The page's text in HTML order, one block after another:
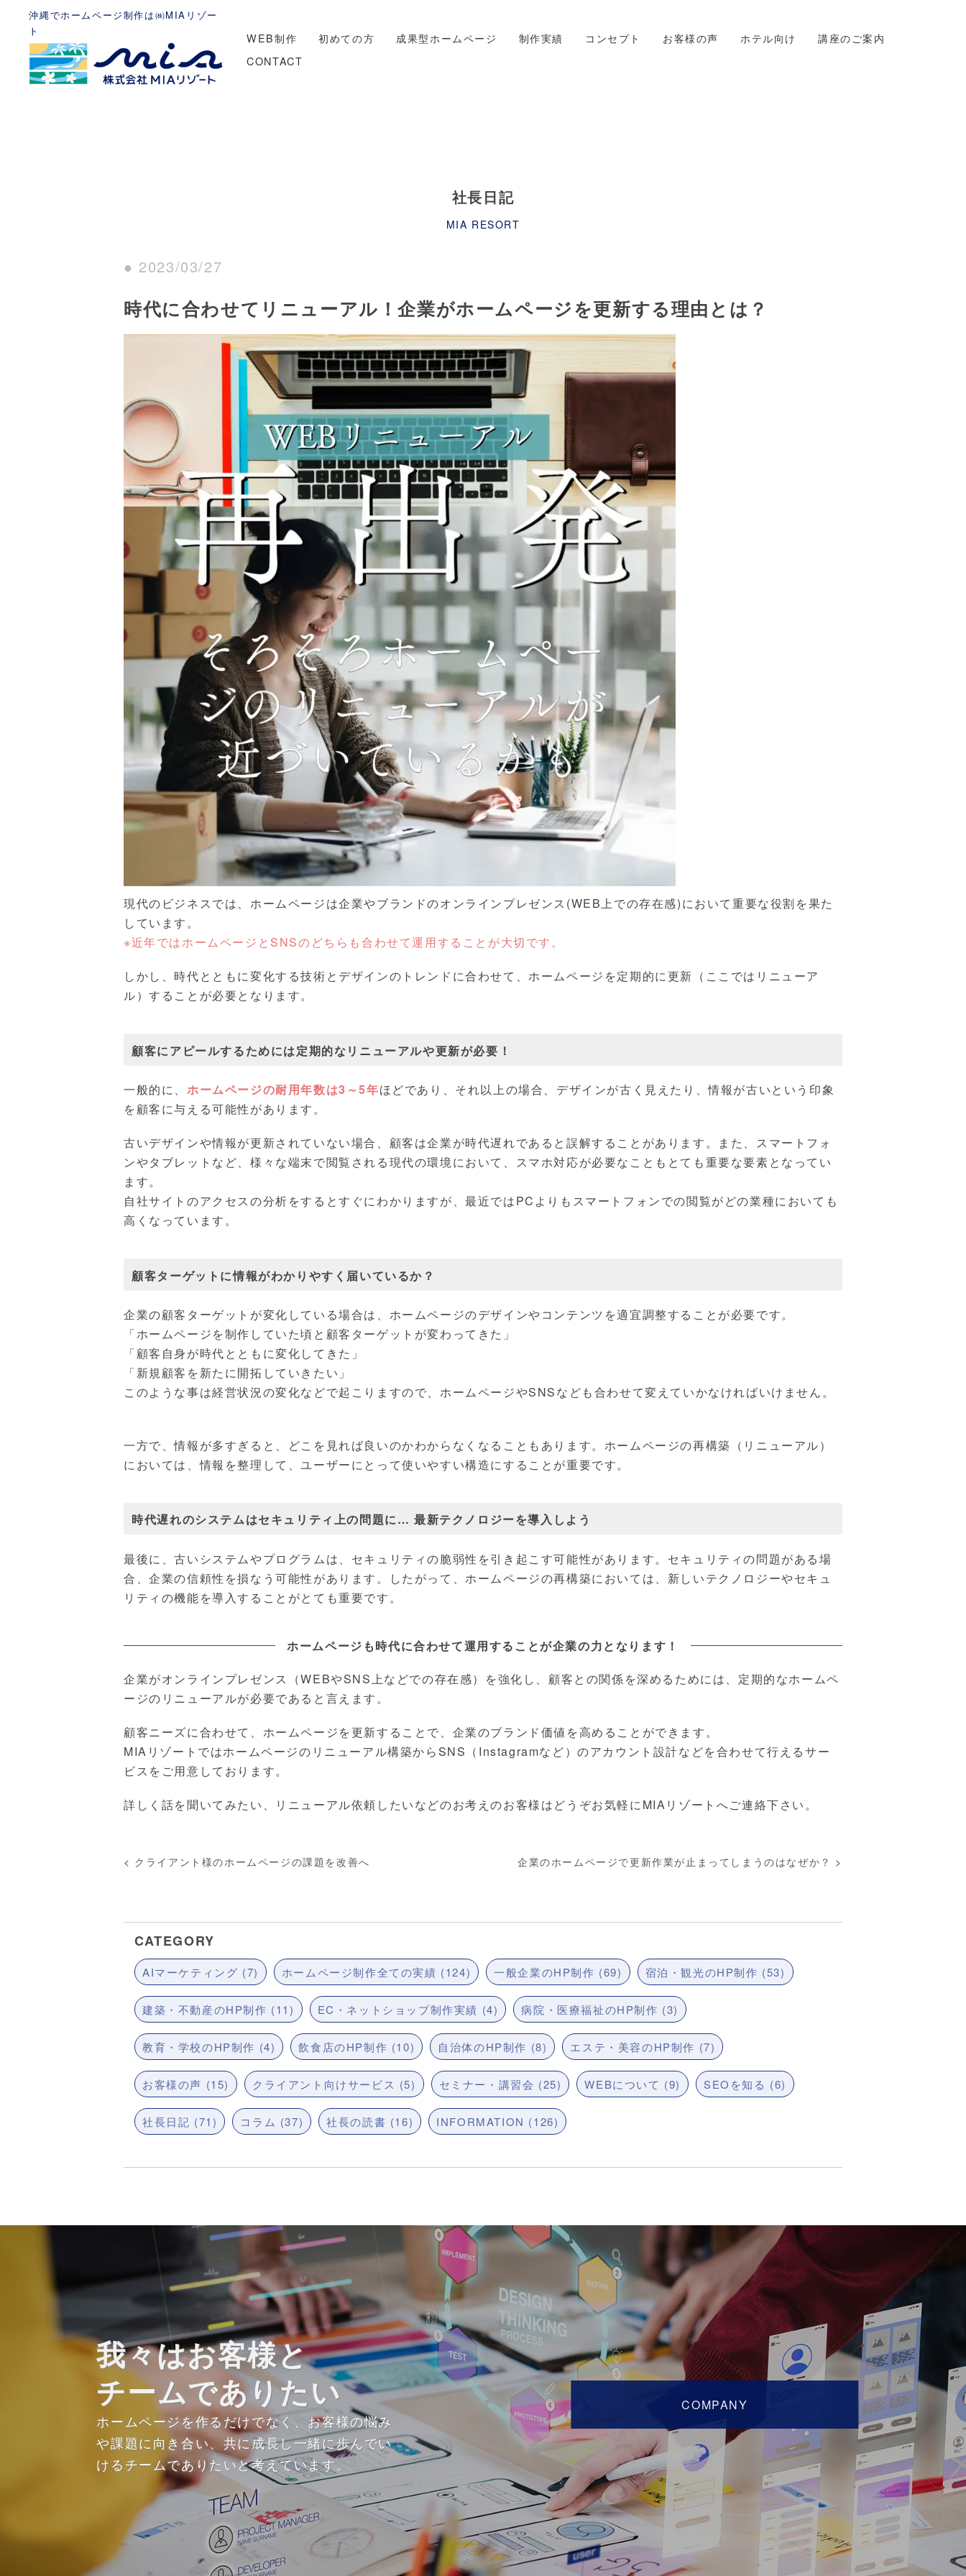
沖縄でホームページ制作は㈱MIAリゾー
ト
WEB制作 初めての方 成果型ホームページ 制作実績 コンセプト お客様の声 ホテル向け
講座のご案内
CONTACT
社長日記
MIA RESORT
● 2023/03/27
時代に合わせてリニューアル！企業がホームページを更新する理由とは？
現代のビジネスでは、ホームページは企業やブランドのオンラインプレゼンス(WEB上での存在感)において重要な役割を果た
しています。
※近年ではホームページとSNSのどちらも合わせて運用することが大切です。
しかし、時代とともに変化する技術とデザインのトレンドに合わせて、ホームページを定期的に更新（ここではリニューア
ル）することが必要となります。
顧客にアピールするためには定期的なリニューアルや更新が必要！
一般的に、 ホームページの耐用年数は3～5年ほどであり、それ以上の場合、デザインが古く見えたり、情報が古いという印象
を顧客に与える可能性があります。
古いデザインや情報が更新されていない場合、顧客は企業が時代遅れであると誤解することがあります。また、スマートフォ
ンやタブレットなど、様々な端末で閲覧される現代の環境において、スマホ対応が必要なこともとても重要な要素となってい
ます。
自社サイトのアクセスの分析をするとすぐにわかりますが、最近ではPCよりもスマートフォンでの閲覧がどの業種においても
高くなっています。
顧客ターゲットに情報がわかりやすく届いているか？
企業の顧客ターゲットが変化している場合は、ホームページのデザインやコンテンツを適宜調整することが必要です。
「ホームページを制作していた頃と顧客ターゲットが変わってきた」
「顧客自身が時代とともに変化してきた」
「新規顧客を新たに開拓していきたい」
このような事は経営状況の変化などで起こりますので、ホームページやSNSなども合わせて変えていかなければいけません。
一方で、情報が多すぎると、どこを見れば良いのかわからなくなることもあります。ホームページの再構築（リニューアル）
においては、情報を整理して、ユーザーにとって使いやすい構造にすることが重要です。
時代遅れのシステムはセキュリティ上の問題に… 最新テクノロジーを導入しよう
最後に、古いシステムやプログラムは、セキュリティの脆弱性を引き起こす可能性があります。セキュリティの問題がある場
合、企業の信頼性を損なう可能性があります。したがって、ホームページの再構築においては、新しいテクノロジーやセキュ
リティの機能を導入することがとても重要です。
ホームページも時代に合わせて運用することが企業の力となります！
企業がオンラインプレゼンス（WEBやSNS上などでの存在感）を強化し、顧客との関係を深めるためには、定期的なホームペ
ージのリニューアルが必要であると言えます。
顧客ニーズに合わせて、ホームページを更新することで、企業のブランド価値を高めることができます。
MIAリゾートではホームページのリニューアル構築からSNS（Instagramなど）のアカウント設計などを合わせて行えるサー
ビスをご用意しております。
詳しく話を聞いてみたい、リニューアル依頼したいなどのお考えのお客様はどうぞお気軽にMIAリゾートへご連絡下さい。
< クライアント様のホームページの課題を改善へ 企業のホームページで更新作業が止まってしまうのはなぜか？ >
CATEGORY
AIマーケティング (7) ホームページ制作全ての実績 (124) 一般企業のHP制作 (69) 宿泊・観光のHP制作 (53)
建築・不動産のHP制作 (11) EC・ネットショップ制作実績 (4) 病院・医療福祉のHP制作 (3)
教育・学校のHP制作 (4) 飲食店のHP制作 (10) 自治体のHP制作 (8) エステ・美容のHP制作 (7)
お客様の声 (15) クライアント向けサービス (5) セミナー・講習会 (25) WEBについて (9) SEOを知る (6)
社長日記 (71) コラム (37) 社長の読書 (16) INFORMATION (126)
我々はお客様と
チームでありたい
ホームページを作るだけでなく、お客様の悩み
や課題に向き合い、共に成長し一緒に歩んでい
けるチームでありたいと考えています。
COMPANY